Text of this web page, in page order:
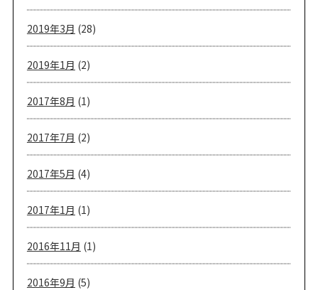
2019年3月 (28)
2019年1月 (2)
2017年8月 (1)
2017年7月 (2)
2017年5月 (4)
2017年1月 (1)
2016年11月 (1)
2016年9月 (5)